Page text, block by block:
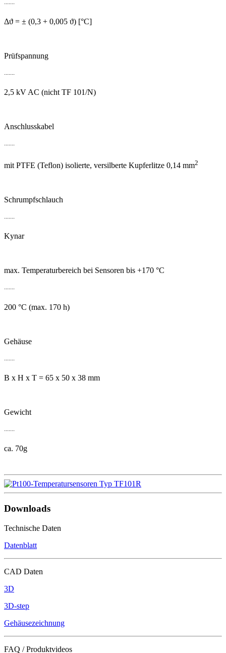
Δϑ = ± (0,3 + 0,005 ϑ) [°C]
Prüfspannung
.......
2,5 kV AC (nicht TF 101/N)
Anschlusskabel
.......
mit PTFE (Teflon) isolierte, versilberte Kupferlitze 0,14 mm2
Schrumpfschlauch
.......
Kynar
max. Temperaturbereich bei Sensoren bis +170 °C
.......
200 °C (max. 170 h)
Gehäuse
B x H x T = 65 x 50 x 38 mm
Gewicht
.......
ca. 70g
Downloads
Technische Daten
Datenblatt
CAD Daten
3D
3D-step
Gehäusezeichnung
FAQ / Produktvideos